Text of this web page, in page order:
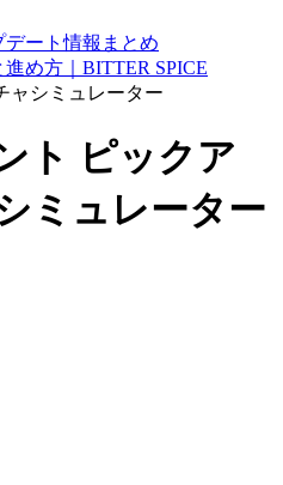
ート情報まとめ
め方｜BITTER SPICE
ャシミュレーター
ト ピックア
ミュレーター